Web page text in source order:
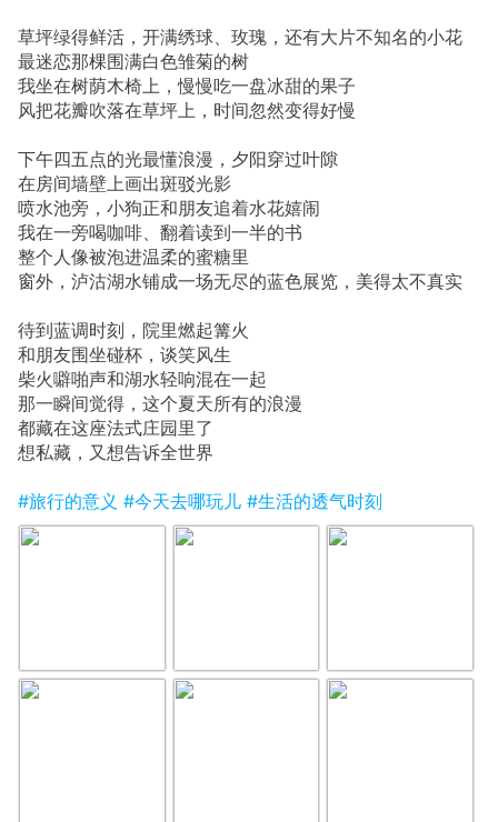
草坪绿得鲜活，开满绣球、玫瑰，还有大片不知名的小花
最迷恋那棵围满白色雏菊的树
我坐在树荫木椅上，慢慢吃一盘冰甜的果子
风把花瓣吹落在草坪上，时间忽然变得好慢
下午四五点的光最懂浪漫，夕阳穿过叶隙
在房间墙壁上画出斑驳光影
喷水池旁，小狗正和朋友追着水花嬉闹
我在一旁喝咖啡、翻着读到一半的书
整个人像被泡进温柔的蜜糖里
窗外，泸沽湖水铺成一场无尽的蓝色展览，美得太不真实
待到蓝调时刻，院里燃起篝火
和朋友围坐碰杯，谈笑风生
柴火噼啪声和湖水轻响混在一起
那一瞬间觉得，这个夏天所有的浪漫
都藏在这座法式庄园里了
想私藏，又想告诉全世界
#旅行的意义 #今天去哪玩儿 #生活的透气时刻